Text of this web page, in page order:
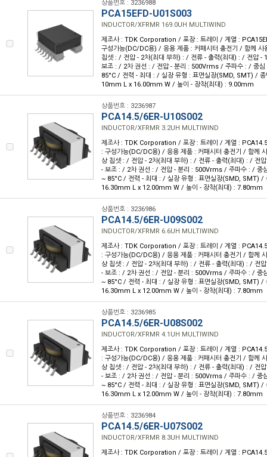
상품번호 : 3236988
PCA15EFD-U01S003
INDUCTOR/XFRMR 169.0UH MULTIWIND
제조사 : TDK Corporation / 포장 : 트레이 / 계열 :
구성가능(DC/DC용) / 응용 제품 : 커패시터 충전기 / 함께
칩셋 : / 전압 - 2차(최대 부하) : / 전류 - 출력(최대) : / 전압 -
보조 : / 2차 권선 : / 전압 - 분리 : 500Vrms / 주파수 : / 중심
85°C / 전력 - 최대 : / 실장 유형 : 표면실장(SMD, SMT) /
10mm L x 16.00mm W / 높이 - 장착(최대) : 9.00mm
상품번호 : 3236987
PCA14.5/6ER-U10S002
INDUCTOR/XFRMR 3.2UH MULTIWIND
제조사 : TDK Corporation / 포장 : 트레이 / 계열 :
: 구성가능(DC/DC용) / 응용 제품 : 커패시터 충전기 / 함께
상 칩셋 : / 전압 - 2차(최대 부하) : / 전류 - 출력(최대) : / 전
- 보조 : / 2차 권선 : / 전압 - 분리 : 500Vrms / 주파수 : / 중
~ 85°C / 전력 - 최대 : / 실장 유형 : 표면실장(SMD, SMT) /
16.30mm L x 12.00mm W / 높이 - 장착(최대) : 7.80mm
상품번호 : 3236986
PCA14.5/6ER-U09S002
INDUCTOR/XFRMR 6.6UH MULTIWIND
제조사 : TDK Corporation / 포장 : 트레이 / 계열 :
: 구성가능(DC/DC용) / 응용 제품 : 커패시터 충전기 / 함께
상 칩셋 : / 전압 - 2차(최대 부하) : / 전류 - 출력(최대) : / 전
- 보조 : / 2차 권선 : / 전압 - 분리 : 500Vrms / 주파수 : / 중
~ 85°C / 전력 - 최대 : / 실장 유형 : 표면실장(SMD, SMT) /
16.30mm L x 12.00mm W / 높이 - 장착(최대) : 7.80mm
상품번호 : 3236985
PCA14.5/6ER-U08S002
INDUCTOR/XFRMR 4.1UH MULTIWIND
제조사 : TDK Corporation / 포장 : 트레이 / 계열 :
: 구성가능(DC/DC용) / 응용 제품 : 커패시터 충전기 / 함께
상 칩셋 : / 전압 - 2차(최대 부하) : / 전류 - 출력(최대) : / 전
- 보조 : / 2차 권선 : / 전압 - 분리 : 500Vrms / 주파수 : / 중
~ 85°C / 전력 - 최대 : / 실장 유형 : 표면실장(SMD, SMT) /
16.30mm L x 12.00mm W / 높이 - 장착(최대) : 7.80mm
상품번호 : 3236984
PCA14.5/6ER-U07S002
INDUCTOR/XFRMR 8.3UH MULTIWIND
제조사 : TDK Corporation / 포장 : 트레이 / 계열 :